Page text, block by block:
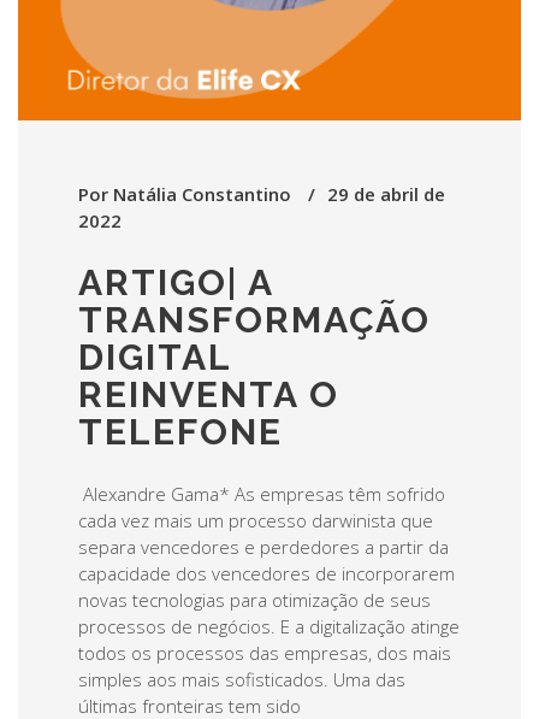
Por Natália Constantino
29 de abril de
2022
ARTIGO| A
TRANSFORMAÇÃO
DIGITAL
REINVENTA O
TELEFONE
Alexandre Gama* As empresas têm sofrido
cada vez mais um processo darwinista que
separa vencedores e perdedores a partir da
capacidade dos vencedores de incorporarem
novas tecnologias para otimização de seus
processos de negócios. E a digitalização atinge
todos os processos das empresas, dos mais
simples aos mais sofisticados. Uma das
últimas fronteiras tem sido